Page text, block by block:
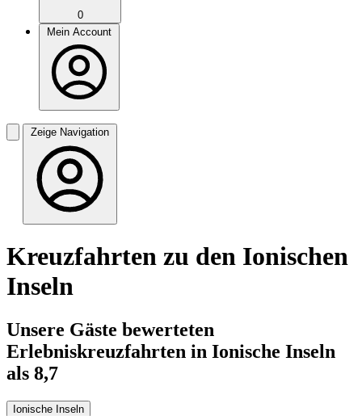
0
Mein Account
Zeige Navigation
Kreuzfahrten zu den Ionischen
Inseln
Unsere Gäste bewerteten
Erlebniskreuzfahrten in Ionische Inseln
als 8,7
Ionische Inseln